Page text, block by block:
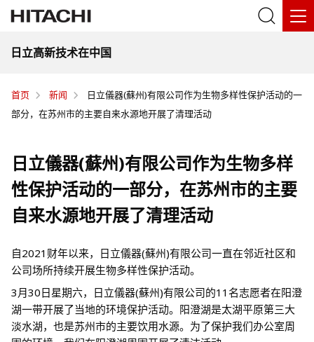
日立高新技术在中国
首页 新闻
日立儀器(蘇州)有限公司作为生物多样性保护活动的一
部分，在苏州市的主要自来水源地开展了清理活动
日立儀器(蘇州)有限公司作为生物多样
性保护活动的一部分，在苏州市的主要
自来水源地开展了清理活动
自2021财年以来，日立儀器(蘇州)有限公司一直在邻近社区和
公司场所持续开展生物多样性保护活动。
3月30日星期六，日立儀器(蘇州)有限公司的11名志愿者在阳澄
湖一带开展了当地的环境保护活动。阳澄湖是太湖平原第三大
淡水湖，也是苏州市的主要饮用水源。为了保护我们办公室周